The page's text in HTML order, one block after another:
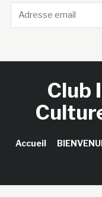
Club
Accueil